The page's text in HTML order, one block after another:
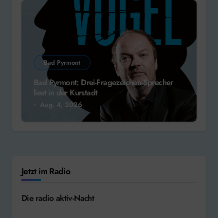
Bad Pyrmont
Bad Pyrmont: Drei-Fragezeichen-Sprecher
liest in der Kurstadt
Aug. 4, 2026
Jetzt im Radio
Die radio aktiv-Nacht